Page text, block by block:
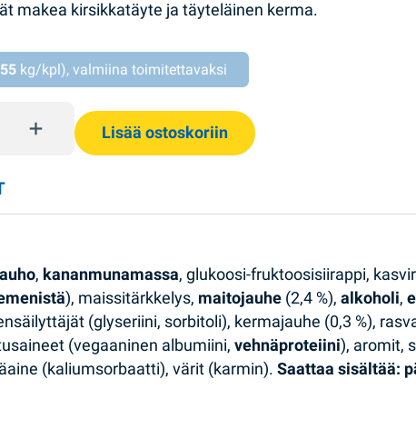
makea kirsikkatäyte ja täyteläinen kerma.
55 kg/kpl), valmiina toimitettavaksi
kirsikka ja kerma 330g BSc quantity
Lisää ostoskoriin
, kananmunamassa, glukoosi-fruktoosisiirappi,
), maissitärkkelys, maitojauhe (2,4 %),alkoholi,
(glyseriini, sorbitoli), kermajauhe (0,3 %),
(vegaaninen albumiini,vehnäproteiini), aromit,
(kaliumsorbaatti), värit (karmin). Saattaa sisältää: